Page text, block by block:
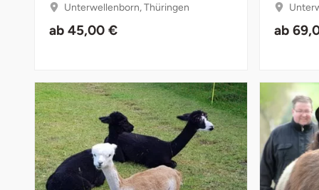
Unterwellenborn, Thüringen
ab 45,00 € ab
Chemnitz
Coburg
Cottbus
Darmstadt
Strausberg (Berlin/Brandenburg)
Sömmerda
Weimar